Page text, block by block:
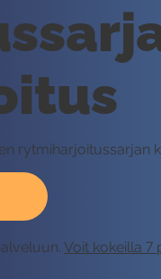
rytmiharjoitussarjan
Voit kokeilla 7